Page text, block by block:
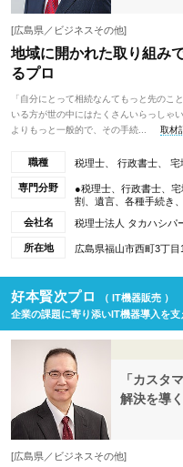
[広島県／ビジネスその他]
地域に開かれた取り組み
るプロ
「自分にとって相続なんてもっと先のこ
いる方が世の中にはたくさんいらっしゃ
よりもっと一般的で、その手続...
取材
職種 税理士、 行政書士、
専門分野
●税理士、行政書士、
割、遺言、各種手続き
会社名
税理士法人 タカハシパ
所在地 広島県福山市西町3丁目
好本賢次プロ
（ IT機器販売 ）
企業の課題に寄り添いIT機器導入を支
「カスタ
解決を導く
[広島県／ビジネスその他]